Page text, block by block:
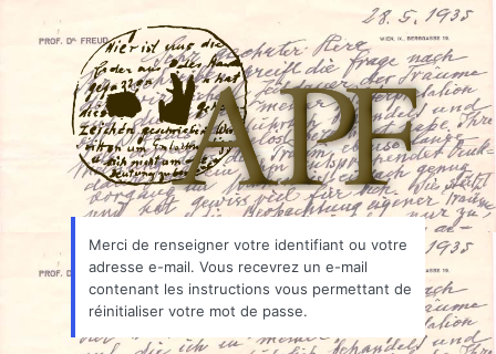
passe
oublié
Merci de renseigner votre identifiant ou votre
adresse e-mail. Vous recevrez un e-mail
contenant les instructions vous permettant de
réinitialiser votre mot de passe.